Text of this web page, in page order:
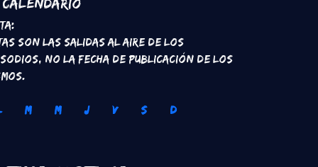
son las salidas al aire de los
no la fecha de publicación de los
M M J V S D